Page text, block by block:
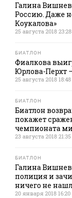
Галина
Россию. Даже
Коукалова»
25 августа 2018 23:28
БИАТЛОН
Фиалкова
Юрлова-Перхт
25 августа 2018 18:48
БИАТЛОН
Биатлон
покажет
чемпионата
23 августа 2018 21:35
БИАТЛОН
Галина
полиция и
ничего не
20 января 2018 16:20